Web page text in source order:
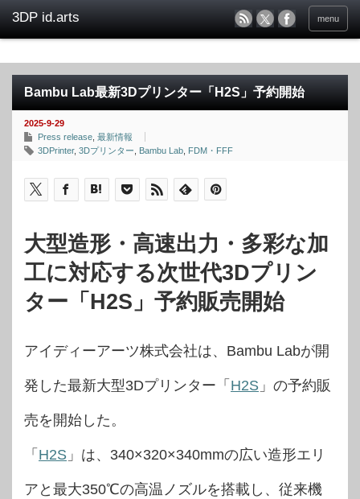
menu
Bambu Lab最新3Dプリンター「H2S」予約開始
2025-9-29
Press release 最新情報
3DPrinter, 3Dプリンター Bambu Lab FDM・FFF
大型造形・高速出力・多彩な加
工に対応する次世代3Dプリン
ター「H2S」予約販売開始
アイディーアーツ株式会社は、Bambu Labが開
発した最新大型3Dプリンター「 H2S 」の予約販
売を開始した。
「 H2S 」は、340×320×340mmの広い造形エリ
アと最大350℃の高温ノズルを搭載し、従来機